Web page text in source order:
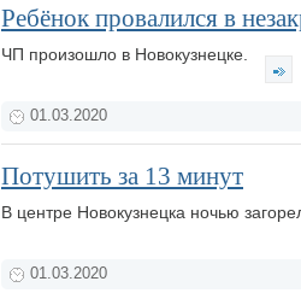
Ребёнок провалился в
ЧП произошло в Новокузнецке.
01.03.2020
Потушить за 13 минут
В центре Новокузнецка ночью
01.03.2020